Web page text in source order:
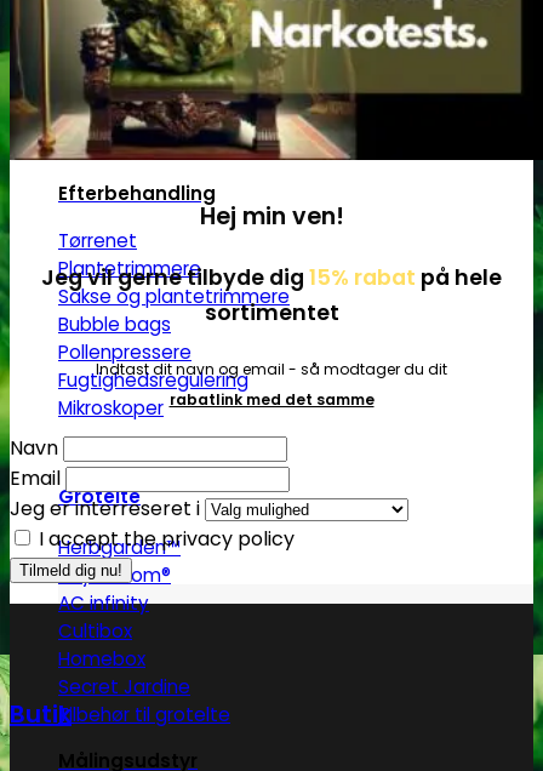
Root!t
Root Riot
Jiffy disks
Eazy Plugs
Grodan
Efterbehandling
Tørrenet
Plantetrimmere
Sakse og plantetrimmere
Bubble bags
Pollenpressere
Fugtighedsregulering
Mikroskoper
Grotelte
Herbgarden™
RoyalRoom®
AC infinity
Cultibox
Homebox
Secret Jardine
Tilbehør til grotelte
Målingsudstyr
Hej min ven!
Jeg vil gerne tilbyde dig 15% rabat på hele
sortimentet
Indtast dit navn og email - så modtager du dit
rabatlink med det samme
Navn
Email
Jeg er interreseret i
I accept the privacy policy
Butik